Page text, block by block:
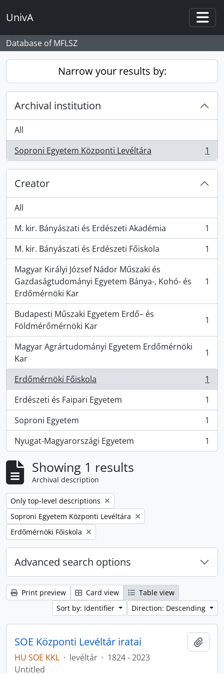
UnivA
Database of MFLSZ
Narrow your results by:
Archival institution
All
Soproni Egyetem Központi Levéltára
, 1 results 1
Creator
All
M. kir. Bányászati és Erdészeti Akadémia
, 1 results
1
M. kir. Bányászati és Erdészeti Főiskola
, 1 results
1
Magyar Királyi József Nádor Műszaki és
Gazdaságtudományi Egyetem Bánya-, Kohó- és
Erdőmérnöki Kar
, 1 results 1
Budapesti Műszaki Egyetem Erdő– és
Földmérőmérnöki Kar
, 1 results 1
Magyar Agrártudományi Egyetem Erdőmérnöki
Kar
, 1 results 1
Erdőmérnöki Főiskola
, 1 results
1
Erdészeti és Faipari Egyetem
, 1 results
1
Soproni Egyetem
, 1 results
1
Nyugat-Magyarországi Egyetem
, 1 results 1
Showing 1 results
Archival description
Remove filter:
Only top-level descriptions
Remove filter:
Soproni Egyetem Központi Levéltára
Remove filter:
Erdőmérnöki Főiskola
Advanced search options
Print preview Card view
Table view
Sort by: Identifier
Direction: Descending
SOE Központi Levéltár iratai
HU SOE KKL · levéltár · 1824 - 2023
Untitled